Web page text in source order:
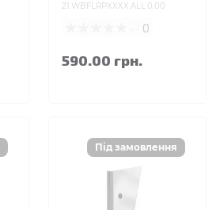
21.WBFLRPXXXX.ALL.0.00
0
590.00 грн.